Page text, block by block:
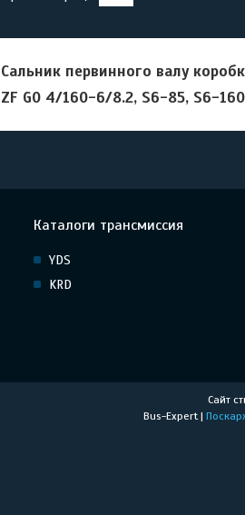
Сальник первинного валу
ZF G0 4/160-6/8.2, S6-85, S6-
Каталоги трансмиссия
YDS
KRD
Сайт
Bus-Expert |